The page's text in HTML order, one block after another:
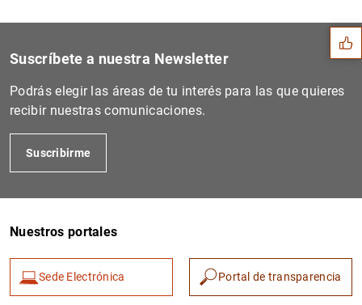
1 2
Suscríbete a nuestra Newsletter
Podrás elegir las áreas de tu interés para las que quieres
recibir nuestras comunicaciones.
Suscribirme
Nuestros portales
Sede Electrónica Portal de transparencia